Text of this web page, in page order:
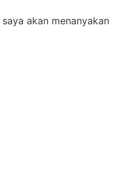
akan menanyakan